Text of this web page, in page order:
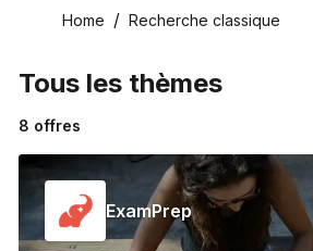
Home Recherche classique
Tous les thèmes
8 offres
ExamPrep